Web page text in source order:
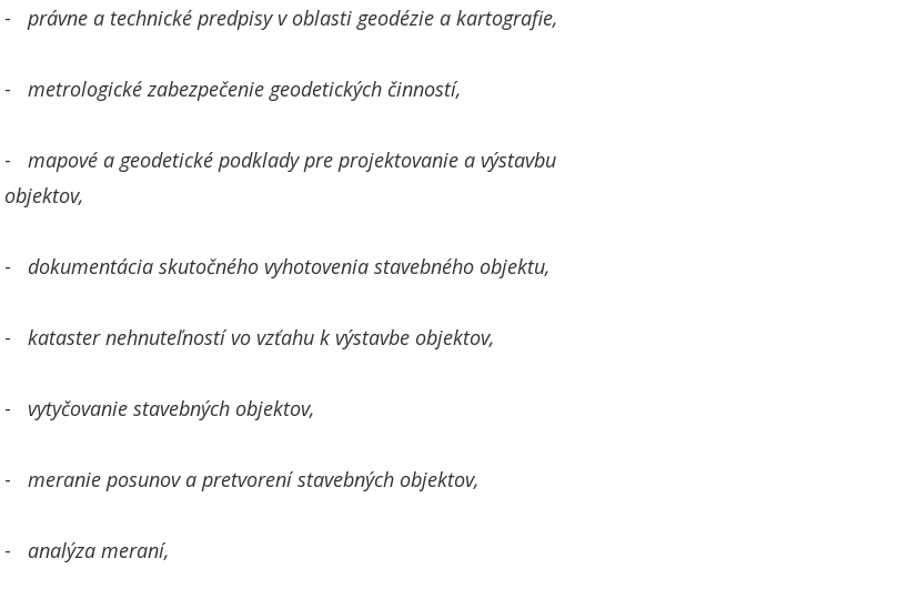
- právne a technické predpisy v oblasti geodézie a kartografie,
- metrologické zabezpečenie geodetických činností,
- mapové a geodetické podklady pre projektovanie a výstavbu
objektov,
- dokumentácia skutočného vyhotovenia stavebného objektu,
- kataster nehnuteľností vo vzťahu k výstavbe objektov,
- vytyčovanie stavebných objektov,
- meranie posunov a pretvorení stavebných objektov,
- analýza meraní,